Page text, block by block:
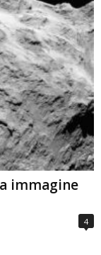
immagine
4